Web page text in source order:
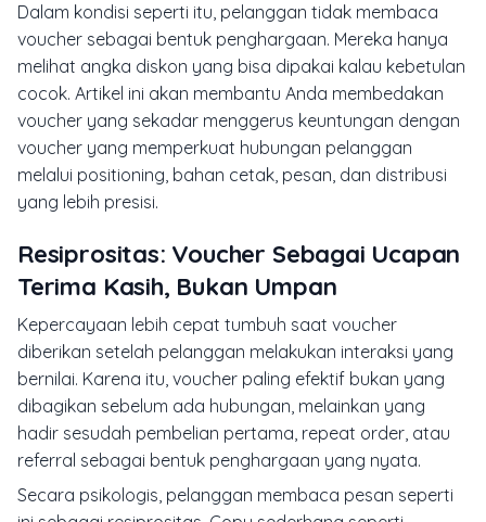
Dalam kondisi seperti itu, pelanggan tidak membaca
voucher sebagai bentuk penghargaan. Mereka hanya
melihat angka diskon yang bisa dipakai kalau kebetulan
cocok. Artikel ini akan membantu Anda membedakan
voucher yang sekadar menggerus keuntungan dengan
voucher yang memperkuat hubungan pelanggan
melalui positioning, bahan cetak, pesan, dan distribusi
yang lebih presisi.
Resiprositas: Voucher Sebagai Ucapan
Terima Kasih, Bukan Umpan
Kepercayaan lebih cepat tumbuh saat voucher
diberikan setelah pelanggan melakukan interaksi yang
bernilai. Karena itu, voucher paling efektif bukan yang
dibagikan sebelum ada hubungan, melainkan yang
hadir sesudah pembelian pertama, repeat order, atau
referral sebagai bentuk penghargaan yang nyata.
Secara psikologis, pelanggan membaca pesan seperti